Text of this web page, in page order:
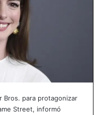
Bros. para protagonizar
Street, informó